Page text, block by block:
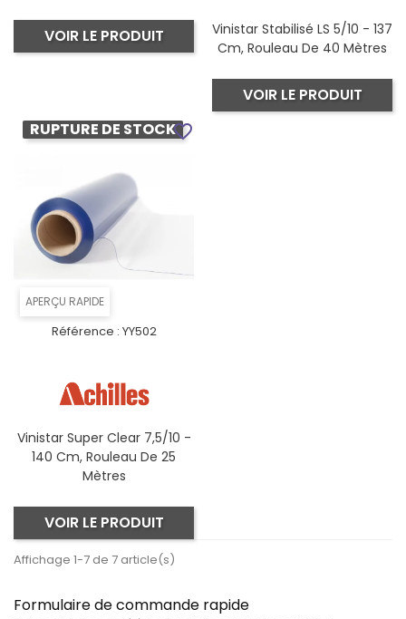
Formulaire de commande rapide
VOIR LE PRODUIT
Vinistar Stabilisé LS 5/10 - 137
Cm, Rouleau De 40 Mètres
VOIR LE PRODUIT
APERÇU RAPIDE
RUPTURE DE STOCK
Référence : YY502
Vinistar Super Clear 7,5/10 -
140 Cm, Rouleau De 25
Mètres
VOIR LE PRODUIT
favorite_border
Affichage 1-7 de 7 article(s)